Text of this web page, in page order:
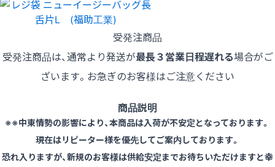
受発注商品
受発注商品は、通常より発送が最長３営業日程遅れる場合がご
ざいます。お急ぎのお客様はご注意ください
商品説明
※※中東情勢の影響により、本商品は入荷が不安定となっております。
現在はリピーター様を優先してご案内しております。
恐れ入りますが、新規のお客様は供給安定までお待ちいただけますと幸